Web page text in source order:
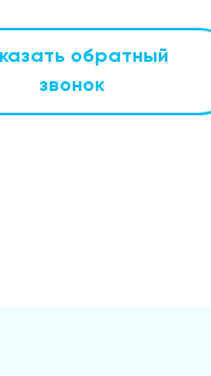
обратный
звонок